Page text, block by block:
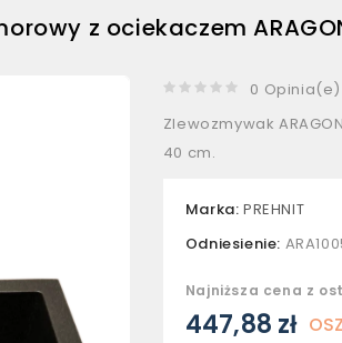
z ociekaczem
0 Opinia(e)
Zlewozmywak
40 cm.
Marka: PREHNIT
Odniesienie:
Najniższa cena z
447,88 zł